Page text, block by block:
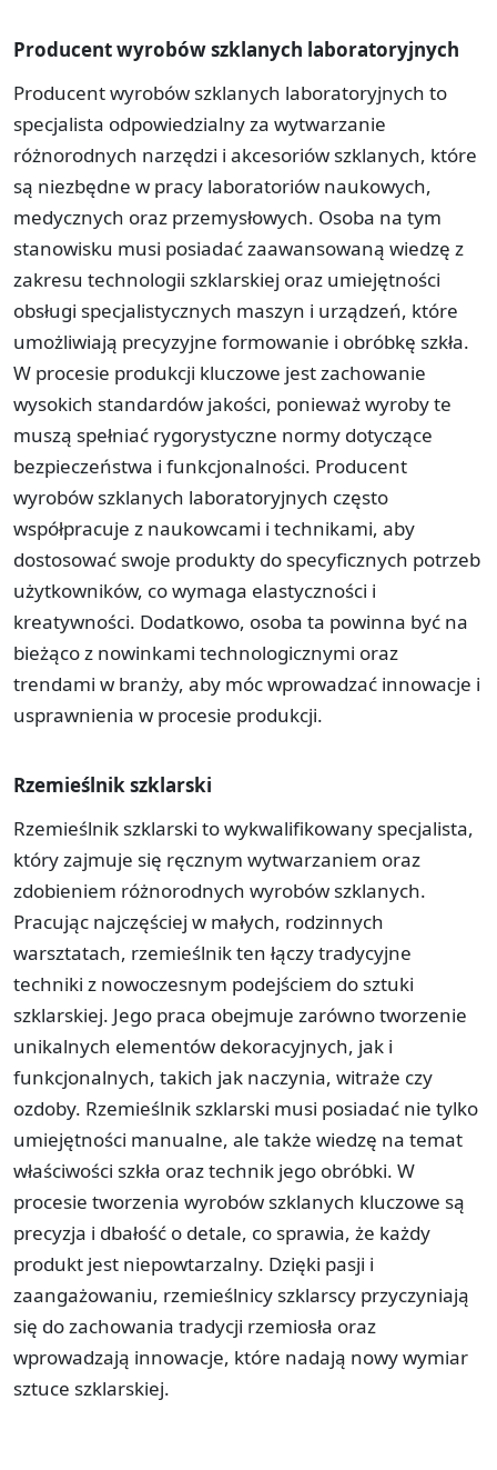
Producent wyrobów szklanych laboratoryjnych
Producent wyrobów szklanych laboratoryjnych to
specjalista odpowiedzialny za wytwarzanie
różnorodnych narzędzi i akcesoriów szklanych, które
są niezbędne w pracy laboratoriów naukowych,
medycznych oraz przemysłowych. Osoba na tym
stanowisku musi posiadać zaawansowaną wiedzę z
zakresu technologii szklarskiej oraz umiejętności
obsługi specjalistycznych maszyn i urządzeń, które
umożliwiają precyzyjne formowanie i obróbkę szkła.
W procesie produkcji kluczowe jest zachowanie
wysokich standardów jakości, ponieważ wyroby te
muszą spełniać rygorystyczne normy dotyczące
bezpieczeństwa i funkcjonalności. Producent
wyrobów szklanych laboratoryjnych często
współpracuje z naukowcami i technikami, aby
dostosować swoje produkty do specyficznych potrzeb
użytkowników, co wymaga elastyczności i
kreatywności. Dodatkowo, osoba ta powinna być na
bieżąco z nowinkami technologicznymi oraz
trendami w branży, aby móc wprowadzać innowacje i
usprawnienia w procesie produkcji.
Rzemieślnik szklarski
Rzemieślnik szklarski to wykwalifikowany specjalista,
który zajmuje się ręcznym wytwarzaniem oraz
zdobieniem różnorodnych wyrobów szklanych.
Pracując najczęściej w małych, rodzinnych
warsztatach, rzemieślnik ten łączy tradycyjne
techniki z nowoczesnym podejściem do sztuki
szklarskiej. Jego praca obejmuje zarówno tworzenie
unikalnych elementów dekoracyjnych, jak i
funkcjonalnych, takich jak naczynia, witraże czy
ozdoby. Rzemieślnik szklarski musi posiadać nie tylko
umiejętności manualne, ale także wiedzę na temat
właściwości szkła oraz technik jego obróbki. W
procesie tworzenia wyrobów szklanych kluczowe są
precyzja i dbałość o detale, co sprawia, że każdy
produkt jest niepowtarzalny. Dzięki pasji i
zaangażowaniu, rzemieślnicy szklarscy przyczyniają
się do zachowania tradycji rzemiosła oraz
wprowadzają innowacje, które nadają nowy wymiar
sztuce szklarskiej.